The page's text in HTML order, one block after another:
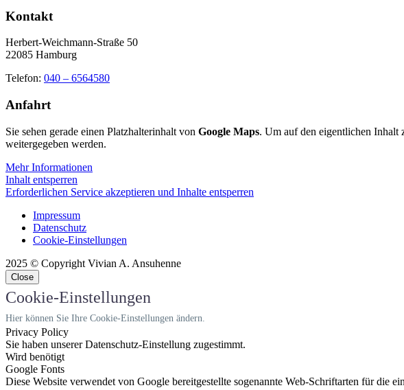
Kontakt
Herbert-Weichmann-Straße 50
22085 Hamburg
Telefon: 040 – 6564580
Anfahrt
Sie sehen gerade einen Platzhalterinhalt von Google Maps. Um auf den eigentlichen Inhalt
weitergegeben werden.
Mehr Informationen
Inhalt entsperren
Erforderlichen Service akzeptieren und Inhalte entsperren
Impressum
Datenschutz
Cookie-Einstellungen
2025 © Copyright Vivian A. Ansuhenne
Close
Cookie-Einstellungen
Hier können Sie Ihre Cookie-Einstellungen ändern.
Privacy Policy
Sie haben unserer Datenschutz-Einstellung zugestimmt.
Wird benötigt
Google Fonts
Diese Website verwendet von Google bereitgestellte sogenannte Web-Schriftarten für die